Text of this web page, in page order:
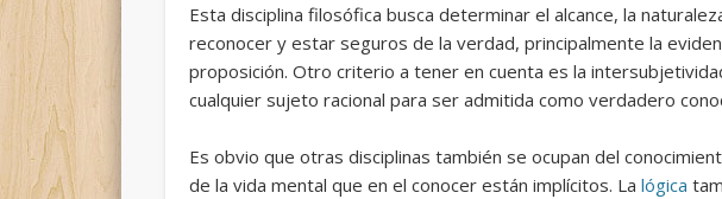
Esta disciplina filosófica busca determinar el alcance, la
reconocer y estar seguros de la verdad, principalmente la
proposición. Otro criterio a tener en cuenta es la
cualquier sujeto racional para ser admitida como verdadero
Es obvio que otras disciplinas también se ocupan del
de la vida mental que en el conocer están implícitos. La lógica